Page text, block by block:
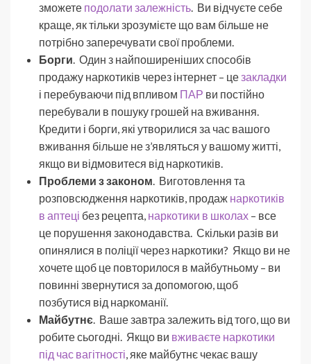
зможете подолати залежність. Ви відчуєте себе
краще, як тільки зрозумієте що вам більше не
потрібно заперечувати свої проблеми.
Борги. Один з найпоширеніших способів
продажу наркотиків через інтернет – цезакладки
і перебуваючи під впливом ПАР ви постійно
перебували в пошуку грошей на вживання.
Кредити і борги, які утворилися за час вашого
вживання більше не з’являться у вашому житті,
якщо ви відмовитеся від наркотиків.
Проблеми з законом. Виготовлення та
розповсюдження наркотиків, продаж наркотиків
в аптеці без рецепта, наркотики в школах – все
це порушення законодавства. Скільки разів ви
опинялися в поліції через наркотики? Якщо ви не
хочете щоб це повторилося в майбутньому – ви
повинні звернутися за допомогою, щоб
позбутися від наркоманії.
Майбутнє. Ваше завтра залежить від того, що ви
робите сьогодні. Якщо ви вживаєте наркотики
під час вагітності, яке майбутнє чекає вашу